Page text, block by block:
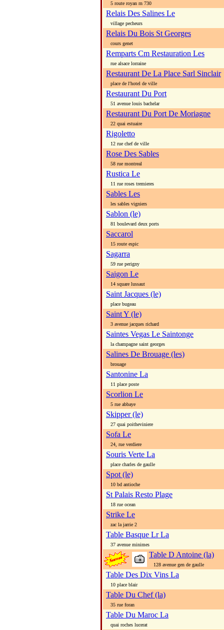
5 route royan rn 730
Relais Des Salines Le
village pecheurs
Relais Du Bois St Georges
cours genet
Remparts Cm Restauration Les
rue alsace lorraine
Restaurant De La Place Sarl Sinclair
place de l'hotel de ville
Restaurant Du Port
51 avenue louis bachelar
Restaurant Du Port De Moriagne
22 quai estuaire
Rigoletto
12 rue chef de ville
Rose Des Sables
58 rue montreal
Rustica Le
11 rue roses tremieres
Sables Les
les sables vigniers
Sablon (le)
81 boulevard deux ports
Saccarol
15 route espic
Sagarra
59 rue perigny
Saigon Le
14 square lussaut
Saint Jacques (le)
place bugeau
Saint Y (le)
3 avenue jacques richard
Saintes Vegas Le Saintonge
la champagne saint georges
Salines De Brouage (les)
brouage
Santonine La
11 place poste
Scorlion Le
5 rue abbaye
Skipper (le)
27 quai poitheviniere
Sofa Le
24, rue verdiere
Souris Verte La
place charles de gaulle
Spot (le)
10 bd antioche
St Palais Resto Plage
18 rue ocean
Strike Le
zac la jarrie 2
Table Basque Lr La
37 avenue minimes
Table D Antoine (la)
128 avenue gen de gaulle
Table Des Dix Vins La
10 place blair
Table Du Chef (la)
35 rue foran
Table Du Maroc La
quai roches lucerat